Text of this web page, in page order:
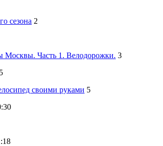
сезона 2
Москвы. Часть 1. Велодорожки. 3
своими руками 5